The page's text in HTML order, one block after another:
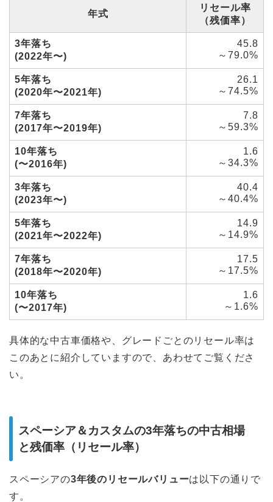
年式
リセール率
（残価率）
3年落ち
(2022年〜)
45.8
～79.0%
5年落ち
(2020年〜2021年)
26.1
～74.5%
7年落ち
(2017年〜2019年)
7.8
～59.3%
10年落ち
(〜2016年)
1.6
～34.3%
3年落ち
(2023年〜)
40.4
～40.4%
5年落ち
(2021年〜2022年)
14.9
～14.9%
7年落ち
(2018年〜2020年)
17.5
～17.5%
10年落ち
(〜2017年)
1.6
～1.6%
具体的な中古車価格や、グレードごとのリセール率は
このあとに紹介していますので、あわせてご覧くださ
い。
スペーシア＆カスタムの3年落ちの中古相場
と残価率（リセール率）
スペーシアの3年後のリセールバリューは以下の通りで
す。